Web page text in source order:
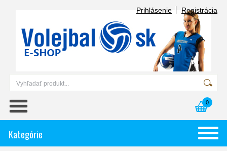
Prihlásenie Registrácia
0
Kategórie